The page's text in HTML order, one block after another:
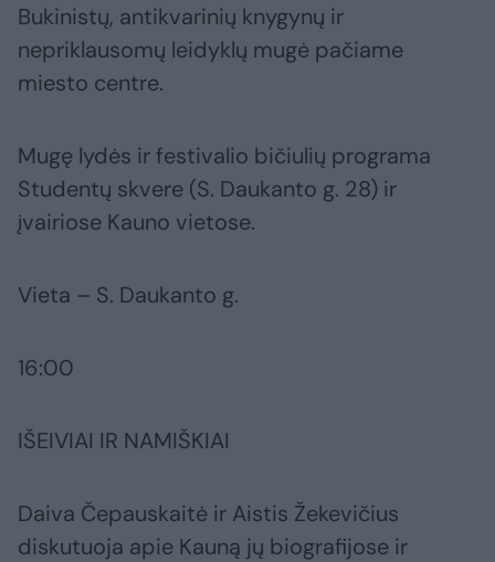
Bukinistų, antikvarinių knygynų ir
nepriklausomų leidyklų mugė pačiame
miesto centre.
Mugę lydės ir festivalio bičiulių programa
Studentų skvere (S. Daukanto g. 28) ir
įvairiose Kauno vietose.
Vieta – S. Daukanto g.
16:00
IŠEIVIAI IR NAMIŠKIAI
Daiva Čepauskaitė ir Aistis Žekevičius
diskutuoja apie Kauną jų biografijose ir